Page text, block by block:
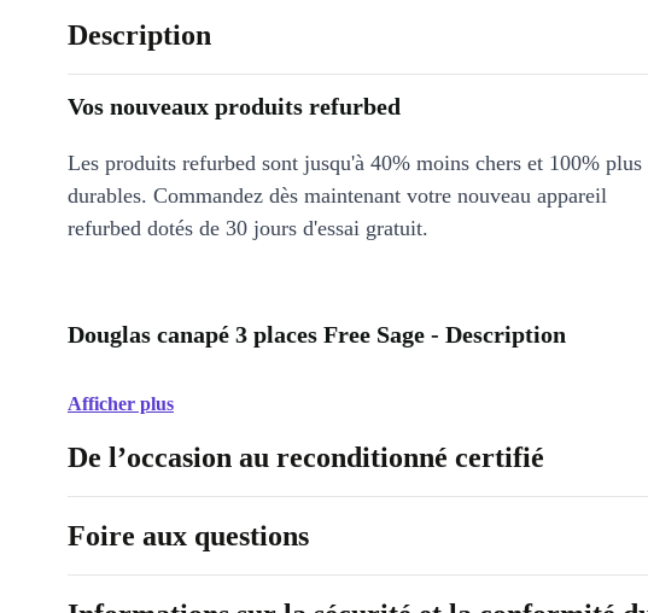
Description
Vos nouveaux produits refurbed
Les produits refurbed sont jusqu'à 40% moins chers et 100% plus
durables. Commandez dès maintenant votre nouveau appareil
refurbed dotés de 30 jours d'essai gratuit.
Douglas canapé 3 places Free Sage - Description
Afficher plus
De l’occasion au reconditionné certifié
Foire aux questions